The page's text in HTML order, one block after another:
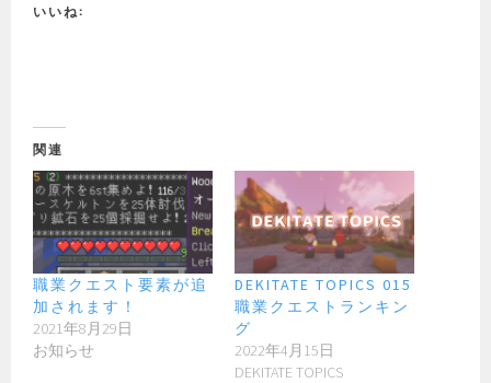
いいね:
関連
職業クエスト要素が追
加されます！
2021年8月29日
お知らせ
DEKITATE TOPICS 015
職業クエストランキン
グ
2022年4月15日
DEKITATE TOPICS